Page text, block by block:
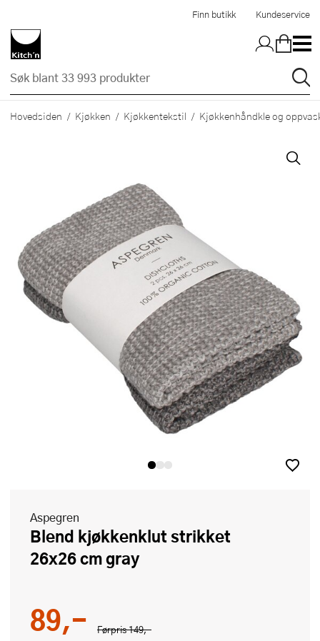
Finn butikk Kundeservice
Hovedsiden Kjøkken Kjøkkentekstil Kjøkkenhåndkle og
Aspegren
Blend kjøkkenklut strikket
26x26 cm gray
Førpris149,-
89,-